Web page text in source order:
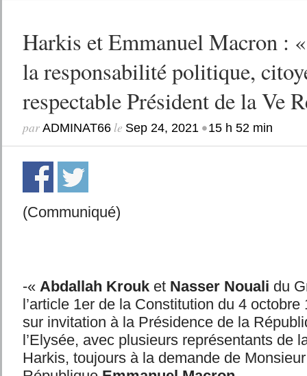
Harkis et Emmanuel Macron :
la responsabilité politique,
respectable Président de la Ve
par ADMINAT66le Sep 24, 2021•15 h 52 min
(Communiqué)
-« Abdallah Krouket Nasser Nouali du
l’article 1er de la Constitution du 4
sur invitation à la Présidence de la
l’Elysée, avec plusieurs représentants de
Harkis, toujours à la demande de